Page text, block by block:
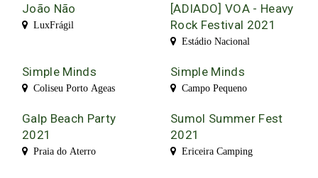
João Não
LuxFrágil
[ADIADO] VOA - Heavy
Rock Festival 2021
Estádio Nacional
Simple Minds
Coliseu Porto Ageas
Simple Minds
Campo Pequeno
Galp Beach Party
2021
Praia do Aterro
Sumol Summer Fest
2021
Ericeira Camping